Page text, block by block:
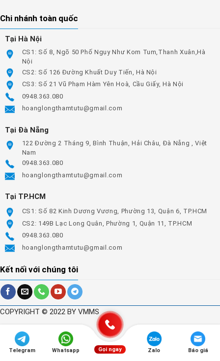
Chi nhánh toàn quốc
Tại Hà Nội
CS1: Số 8, Ngõ 50 Phố Ngụy Như Kom Tum,Thanh Xuân,Hà
Nội
CS2: Số 126 Đường Khuất Duy Tiến, Hà Nội
CS3: Số 21 Vũ Phạm Hàm Yên Hoà, Cầu Giấy, Hà Nội
0948.363.080
hoanglongthamtutu@gmail.com
Tại Đà Nẵng
122 Đường 2 Tháng 9, Bình Thuận, Hải Châu, Đà Nẵng , Việt
Nam
0948.363.080
hoanglongthamtutu@gmail.com
Tại TP.HCM
CS1: Số 82 Kinh Dương Vương, Phường 13, Quận 6, TP.HCM
CS2: 149B Lạc Long Quân, Phường 1, Quận 11, TP.HCM
0948.363.080
hoanglongthamtutu@gmail.com
Kết nối với chúng tôi
COPYRIGHT © 2022 BY VMMS
Telegram Whatsapp Gọi ngay Zalo Báo giá